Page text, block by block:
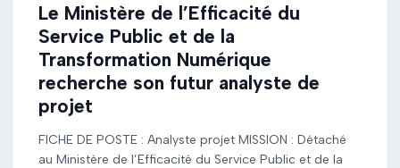
Le Ministère de l’Efficacité du
Service Public et de la
Transformation Numérique
recherche son futur analyste de
projet
FICHE DE POSTE : Analyste projet MISSION : Détaché
au Ministère de l’Efficacité du Service Public et de la